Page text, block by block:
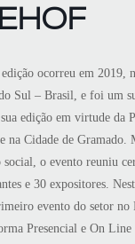
ocorreu em 2019,
Sul – Brasil, e foi um
edição em virtude da
na Cidade de Gramado.
social, o evento reuniu
e 30 expositores.
evento do setor no
Presencial e On Line